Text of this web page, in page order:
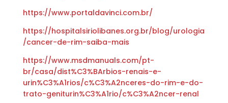
https://www.portaldavinci.com.br/
https://hospitalsiriolibanes.org.br/blog/urologia
/cancer-de-rim-saiba-mais
https://www.msdmanuals.com/pt-
br/casa/dist%C3%BArbios-renais-e-
urin%C3%A1rios/c%C3%A2nceres-do-rim-e-do-
trato-geniturin%C3%A1rio/c%C3%A2ncer-renal